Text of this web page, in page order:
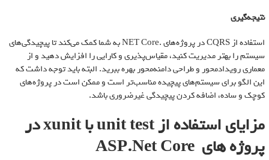
نتیجه‌گیری
استفاده از CQRS در پروژه‌های .NET Core به شما کمک می‌کند تا پیچیدگی‌های
سیستم را بهتر مدیریت کنید، مقیاس‌پذیری و کارایی را افزایش دهید و از
معماری رویدادمحور و طراحی دامنه‌محور بهره ببرید. البته باید توجه داشت که
این الگو برای سیستم‌های پیچیده مناسب‌تر است و ممکن است در پروژه‌های
کوچک و ساده، اضافه کردن پیچیدگی غیرضروری باشد.
مزایای استفاده از unit test با xunit در
پروژه های ASP.Net Core